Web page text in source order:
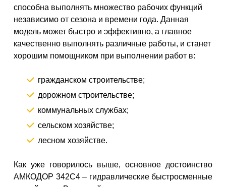
способна выполнять множество рабочих функций
независимо от сезона и времени года. Данная
модель может быстро и эффективно, а главное
качественно выполнять различные работы, и станет
хорошим помощником при выполнении работ в:
гражданском строительстве;
дорожном строительстве;
коммунальных службах;
сельском хозяйстве;
лесном хозяйстве.
Как уже говорилось выше, основное достоинство
АМКОДОР 342С4 – гидравлические быстросменные